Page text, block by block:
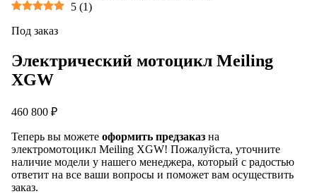
5 (1)
Под заказ
Электрический мотоцикл Meiling
XGW
460 800 ₽
Теперь вы можете оформить предзаказ на
электромотоцикл Meiling XGW! Пожалуйста, уточните
наличие модели у нашего менеджера, который с радостью
ответит на все ваши вопросы и поможет вам осуществить
заказ.